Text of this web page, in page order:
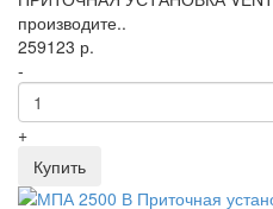
производите..
259123 р.
-
+
Купить